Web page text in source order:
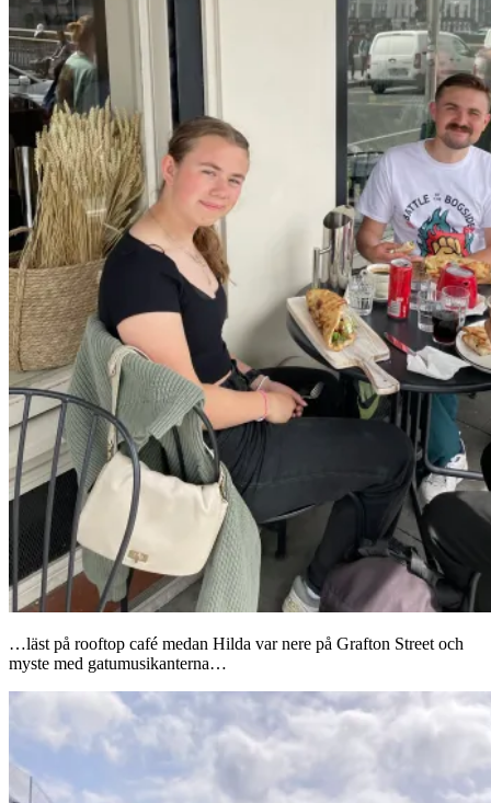
…läst på rooftop café medan Hilda var nere på Grafton Street och
myste med gatumusikanterna…